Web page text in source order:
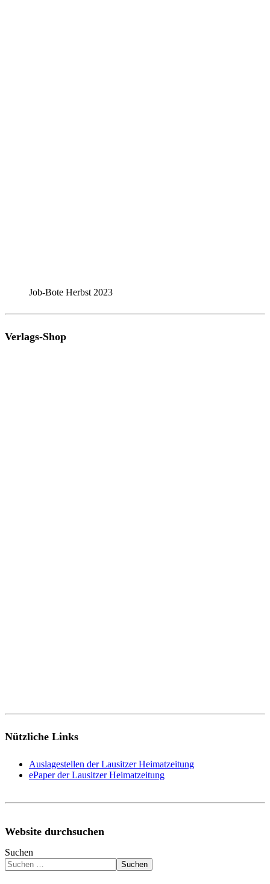
Job-Bote Herbst 2023
Verlags-Shop
Nützliche Links
Auslagestellen der Lausitzer Heimatzeitung
ePaper der Lausitzer Heimatzeitung
Website durchsuchen
Suchen
Suchen